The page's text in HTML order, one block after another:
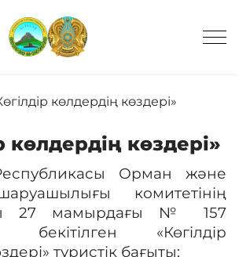
көлдердің көздері»
көлдердің көздері»
Орман және
комитетінің
27 мамырдағы № 157
бекітілген «Көгілдір
туристік бағыты;